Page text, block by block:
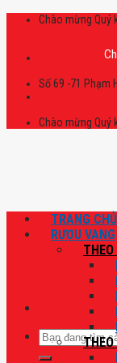
Skip
Chào mừng Quý
Chuyên
Số 69 -71 Phạm
Chào mừng Quý
Tìm
kiếm:
TRANG CHỦ
RƯỢU VANG
THEO
THEO